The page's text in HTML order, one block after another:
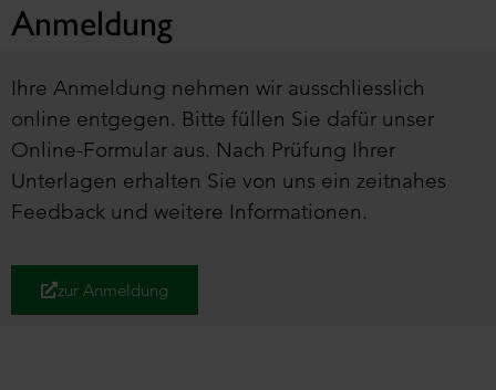
Anmeldung
Ihre Anmeldung nehmen wir ausschliesslich
online entgegen. Bitte füllen Sie dafür unser
Online-Formular aus. Nach Prüfung Ihrer
Unterlagen erhalten Sie von uns ein zeitnahes
Feedback und weitere Informationen.
zur Anmeldung